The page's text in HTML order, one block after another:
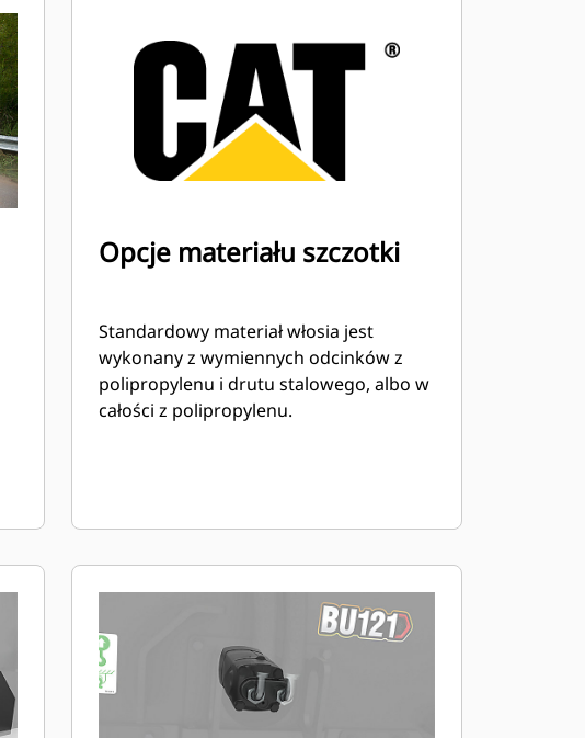
Opcje materiału szczotki
Standardowy materiał włosia jest
wykonany z wymiennych odcinków z
polipropylenu i drutu stalowego, albo w
całości z polipropylenu.